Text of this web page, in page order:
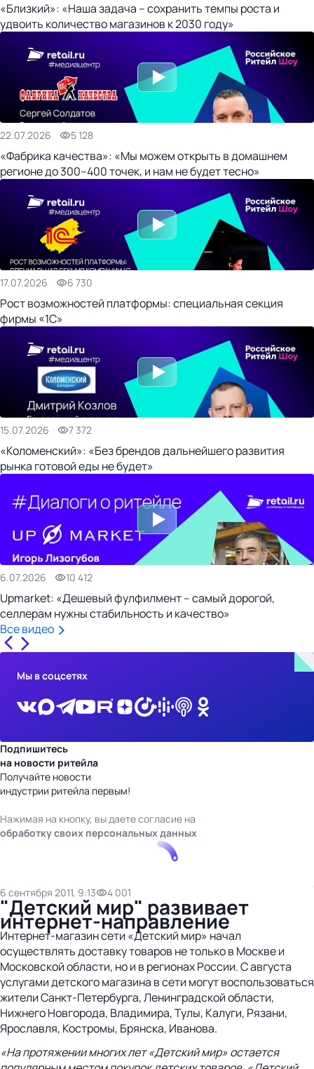
«Близкий»: «Наша задача – сохранить темпы роста и
удвоить количество магазинов к 2030 году»
22.07.2026 5 128
«Фабрика качества»: «Мы можем открыть в домашнем
регионе до 300–400 точек, и нам не будет тесно»
17.07.2026 6 730
Рост возможностей платформы: специальная секция
фирмы «1С»
15.07.2026 7 372
«Коломенский»: «Без брендов дальнейшего развития
рынка готовой еды не будет»
6.07.2026 10 412
Upmarket: «Дешевый фулфилмент – самый дорогой,
селлерам нужны стабильность и качество»
Все видео
Мы в соцсетях
Подпишитесь
на новости ритейла
Получайте новости
индустрии ритейла первым!
Нажимая на кнопку, вы даете согласие на
обработку своих персональных данных
6 сентября 2011, 9:13 4 001
"Детский мир" развивает
интернет-направление
Интернет-магазин сети «Детский мир» начал
осуществлять доставку товаров не только в Москве и
Московской области, но и в регионах России. С августа
услугами детского магазина в сети могут воспользоваться
жители Санкт-Петербурга, Ленинградской области,
Нижнего Новгорода, Владимира, Тулы, Калуги, Рязани,
Ярославля, Костромы, Брянска, Иванова.
«На протяжении многих лет «Детский мир» остается